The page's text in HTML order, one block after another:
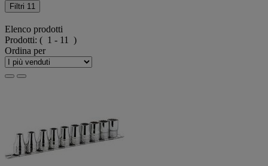
Filtri 11
Elenco prodotti
Prodotti: ( 1 - 11 )
Ordina per